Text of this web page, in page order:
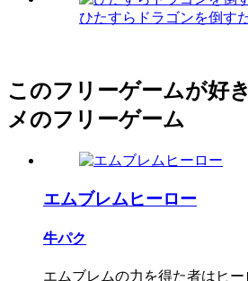
ひたすらドラゴンを倒す
このフリーゲームが好
メのフリーゲーム
エムブレムヒーロー
牛パク
エムブレムの力を得た者はヒ